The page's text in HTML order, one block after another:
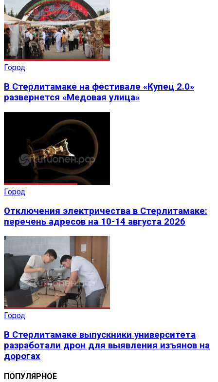
Город
В Стерлитамаке на фестивале «Купец 2.0»
развернется «Медовая улица»
Город
Отключения электричества в Стерлитамаке:
перечень адресов на 10-14 августа 2026
Город
В Стерлитамаке выпускники университета
разработали дрон для выявления изъянов на
дорогах
ПОПУЛЯРНОЕ